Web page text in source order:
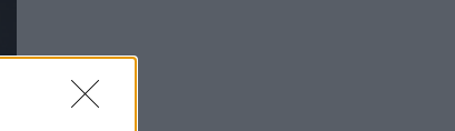
Πίστη